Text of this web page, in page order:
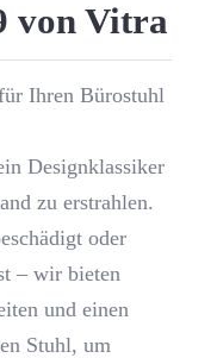
von Vitra
Designklassiker
zu erstrahlen.
oder
– wir bieten
und einen
Stuhl, um